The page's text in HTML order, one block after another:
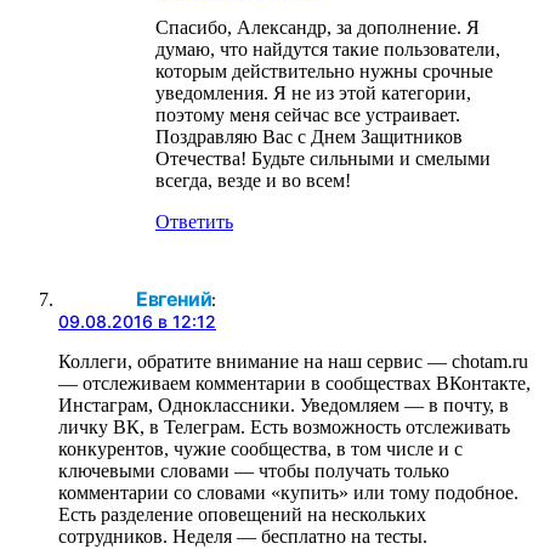
Спасибо, Александр, за дополнение. Я
думаю, что найдутся такие пользователи,
которым действительно нужны срочные
уведомления. Я не из этой категории,
поэтому меня сейчас все устраивает.
Поздравляю Вас с Днем Защитников
Отечества! Будьте сильными и смелыми
всегда, везде и во всем!
Ответить
Евгений:
09.08.2016 в 12:12
Коллеги, обратите внимание на наш сервис — chotam.ru
— отслеживаем комментарии в сообществах ВКонтакте,
Инстаграм, Одноклассники. Уведомляем — в почту, в
личку ВК, в Телеграм. Есть возможность отслеживать
конкурентов, чужие сообщества, в том числе и с
ключевыми словами — чтобы получать только
комментарии со словами «купить» или тому подобное.
Есть разделение оповещений на нескольких
сотрудников. Неделя — бесплатно на тесты.